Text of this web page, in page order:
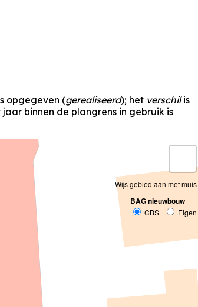
opgegeven (gerealiseerd); het verschilis
binnen de plangrens in gebruik is
Wijs gebied aan met muis
BAG nieuwbouw
CBS Eigen